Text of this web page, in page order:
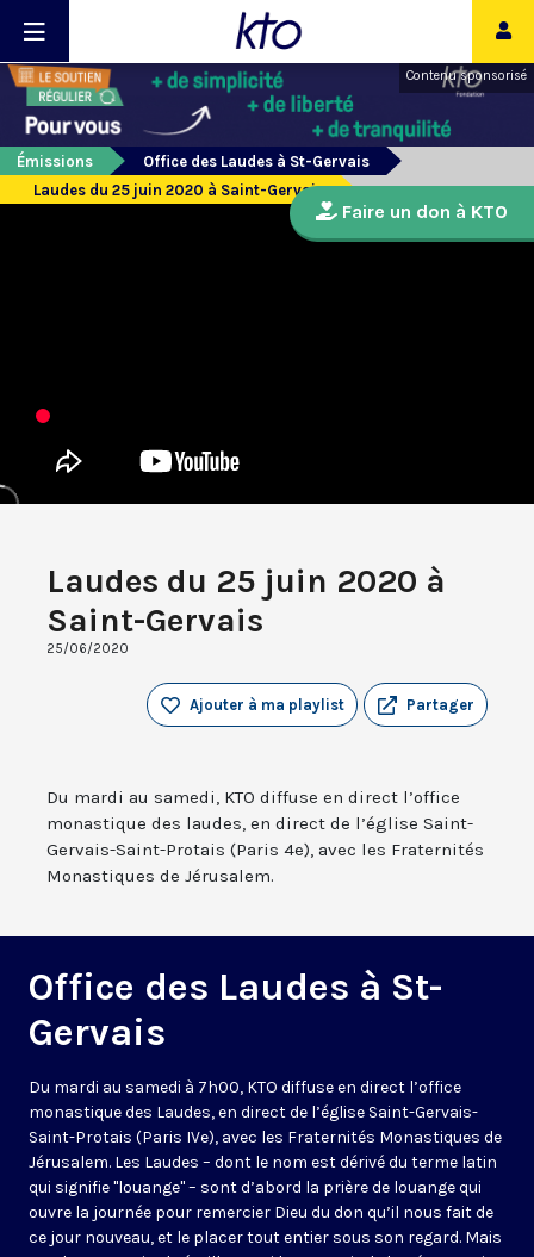
Contenu sponsorisé
Émissions
Office des Laudes à St-Gervais
Laudes du 25 juin 2020 à Saint-Gervais
Laudes du 25 juin 2020 à
Saint-Gervais
25/06/2020
Partager
Ajouter à ma playlist
Du mardi au samedi, KTO diffuse en direct l’office
monastique des laudes, en direct de l’église Saint-
Gervais-Saint-Protais (Paris 4e), avec les Fraternités
Monastiques de Jérusalem.
Office des Laudes à St-
Gervais
Du mardi au samedi à 7h00, KTO diffuse en direct l’office
monastique des Laudes, en direct de l’église Saint-Gervais-
Saint-Protais (Paris IVe), avec les Fraternités Monastiques de
Jérusalem. Les Laudes – dont le nom est dérivé du terme latin
qui signifie "louange" – sont d’abord la prière de louange qui
ouvre la journée pour remercier Dieu du don qu’il nous fait de
ce jour nouveau, et le placer tout entier sous son regard. Mais
Faire un don à KTO